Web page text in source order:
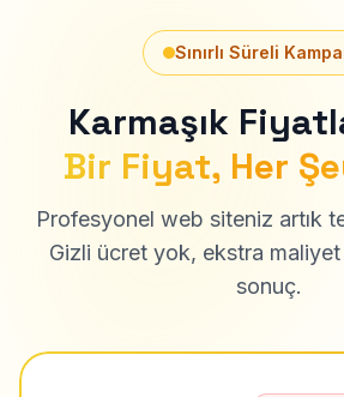
Sınırlı Süreli
Karmaşık
Bir Fiyat, Her
Profesyonel web siteniz artık
Gizli ücret yok, ekstra
sonuç.